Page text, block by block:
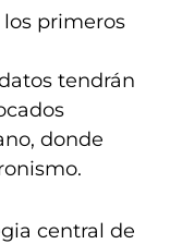
primeros
tendrán
donde
central de